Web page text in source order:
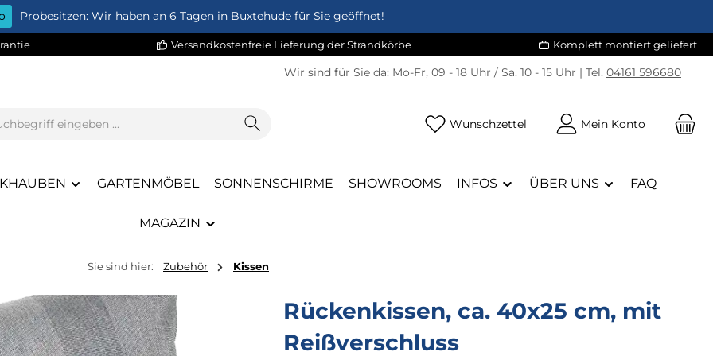
Probesitzen: Wir haben an 6 Tagen in Buxtehude für Sie geöffnet!
Versandkostenfreie Lieferung der Strandkörbe Komplett montiert geliefert
Wir sind für Sie da: Mo-Fr, 09 - 18 Uhr / Sa. 10 - 15 Uhr | Tel. 04161 596680
Wunschzettel Du hast 0 Produkte auf dem
Mein Konto
GARTENMÖBEL SONNENSCHIRME SHOWROOMS INFOS ÜBER UNS FAQ
MAGAZIN
Sie sind hier: Zubehör Kissen
Rückenkissen, ca. 40x25 cm, mit
Reißverschluss